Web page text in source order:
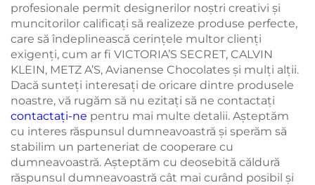
profesionale permit designerilor noștri creativi și
muncitorilor calificați să realizeze produse perfecte,
care să îndeplinească cerințele multor clienți
exigenți, cum ar fi VICTORIA’S SECRET, CALVIN
KLEIN, METZ A’S, Avianense Chocolates și mulți alții.
Dacă sunteți interesați de oricare dintre produsele
noastre, vă rugăm să nu ezitați să ne contactați
contactați-ne pentru mai multe detalii. Așteptăm
cu interes răspunsul dumneavoastră și sperăm să
stabilim un parteneriat de cooperare cu
dumneavoastră. Așteptăm cu deosebită căldură
răspunsul dumneavoastră cât mai curând posibil și